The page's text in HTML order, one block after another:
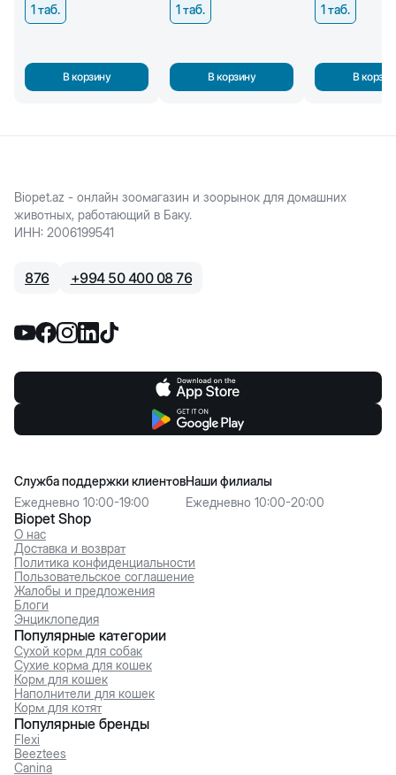
1 таб.
В корзину
1 таб.
В корзину
1 таб.
В
Biopet.az - онлайн зоомагазин и зоорынок для домашних
животных, работающий в Баку.
ИНН: 2006199541
876 +994 50 400 08 76
Biopet Shop
О нас
Доставка и возврат
Политика конфиденциальности
Пользовательское соглашение
Жалобы и предложения
Блоги
Энциклопедия
Служба поддержки клиентов
Ежедневно 10:00-19:00
Наши филиалы
Ежедневно 10:00-20:00
Популярные категории
Сухой корм для собак
Сухие корма для кошек
Корм для кошек
Наполнители для кошек
Корм для котят
Популярные бренды
Flexi
Beeztees
Canina